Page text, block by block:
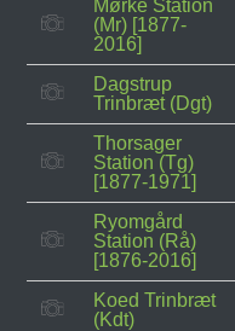
Mørke Station
(Mr) [1877-
2016]
Dagstrup
Trinbræt (Dgt)
Thorsager
Station (Tg)
[1877-1971]
Ryomgård
Station (Rå)
[1876-2016]
Koed Trinbræt
(Kdt)